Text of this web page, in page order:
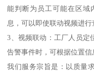
能判断为员工可能在区域
息，可以即使联动视频进行
3、视频联动：工厂人员定
告警事件时，可根据位置信
我们服务宗旨是：以质量